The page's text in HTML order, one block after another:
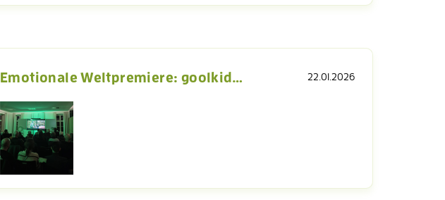
Emotionale Weltpremiere: goolkid… 22.01.2026